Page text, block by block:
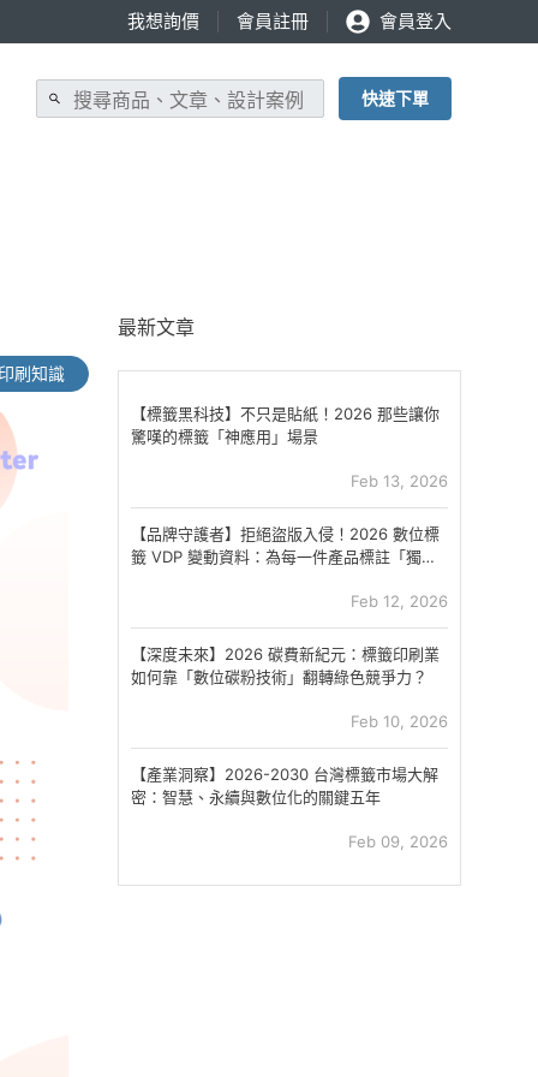
我想詢價 會員註冊 會員登入
快速下單
刷知識
最新文章
【標籤黑科技】不只是貼紙！2026 那些讓你
驚嘆的標籤「神應用」場景
Feb 13, 2026
【品牌守護者】拒絕盜版入侵！2026 數位標
籤 VDP 變動資料：為每一件產品標註「獨一
Feb 12, 2026
【深度未來】2026 碳費新紀元：標籤印刷業
如何靠「數位碳粉技術」翻轉綠色競爭力？
Feb 10, 2026
【產業洞察】2026-2030 台灣標籤市場大解
密：智慧、永續與數位化的關鍵五年
Feb 09, 2026